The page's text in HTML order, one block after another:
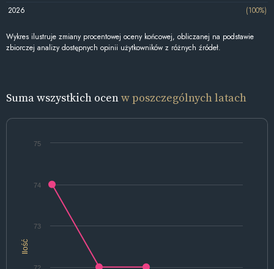
2026
(100%)
Wykres ilustruje zmiany procentowej oceny końcowej, obliczanej na podstawie
zbiorczej analizy dostępnych opinii użytkowników z różnych źródeł.
Suma wszystkich ocenw poszczególnych latach
Ilość
73
74
75